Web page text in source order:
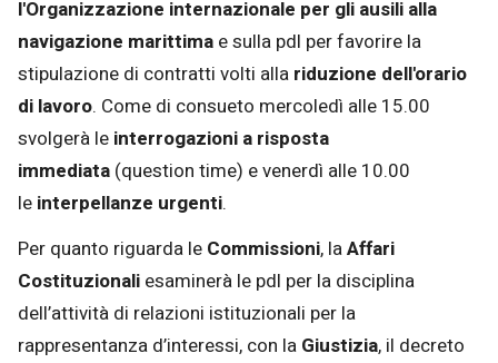
l'Organizzazione internazionale per gli ausili alla
navigazione marittima e sulla pdl per favorire la
stipulazione di contratti volti alla riduzione dell'orario
di lavoro. Come di consueto mercoledì alle 15.00
svolgerà le interrogazioni a risposta
immediata (question time) e venerdì alle 10.00
le interpellanze urgenti.
Per quanto riguarda le Commissioni, laAffari
Costituzionali esaminerà le pdl per la disciplina
dell’attività di relazioni istituzionali per la
rappresentanza d’interessi, con la Giustizia, il decreto